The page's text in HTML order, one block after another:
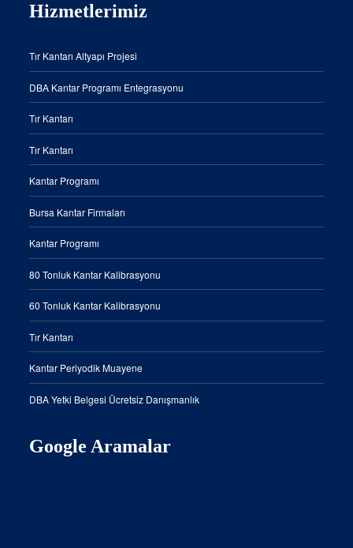
Hizmetlerimiz
Tır Kantarı Altyapı Projesi
DBA Kantar Programı Entegrasyonu
Tır Kantarı
Tır Kantarı
Kantar Programı
Bursa Kantar Firmaları
Kantar Programı
80 Tonluk Kantar Kalibrasyonu
60 Tonluk Kantar Kalibrasyonu
Tır Kantarı
Kantar Periyodik Muayene
DBA Yetki Belgesi Ücretsiz Danışmanlık
Google Aramalar